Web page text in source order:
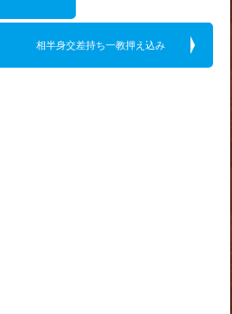
相半身交差持ち一教押え込み